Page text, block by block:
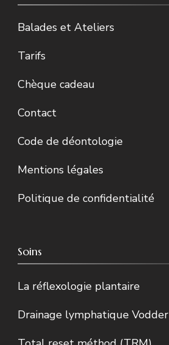
Balades et Ateliers
Tarifs
Chèque cadeau
Contact
Code de déontologie
Mentions légales
Politique de confidentialité
Soins
La réflexologie plantaire
Drainage lymphatique Vodder